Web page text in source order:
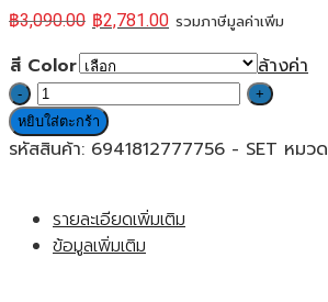
฿3,090.00 ฿2,781.00 รวมภาษีมูลค่าเพิ่ม
สี Color
ล้างค่า
จำนวน
Redmi
Buds
หู
ฟัง
หยิบใส่ตะกร้า
รหัสสินค้า: 6941812777756 - SET หมว
รายละเอียดเพิ่มเติม
ข้อมูลเพิ่มเติม